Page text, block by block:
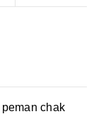
chak